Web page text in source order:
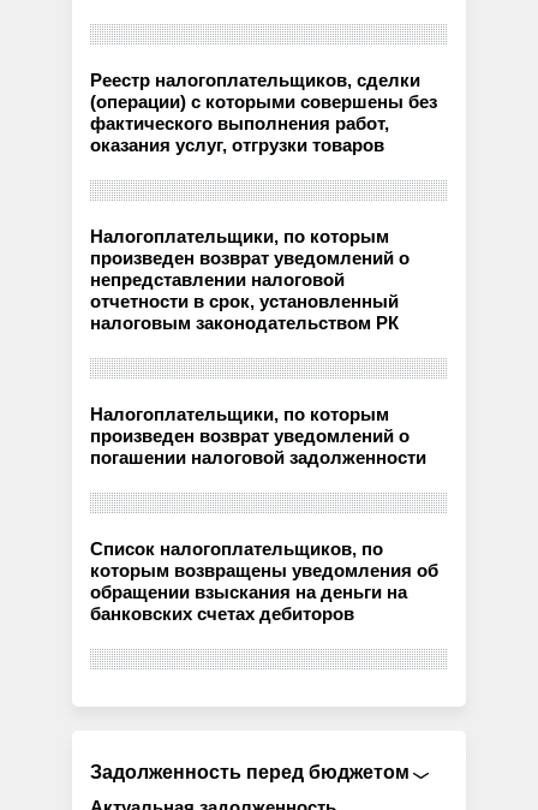
Реестр налогоплательщиков, сделки
(операции) с которыми совершены без
фактического выполнения работ,
оказания услуг, отгрузки товаров
Налогоплательщики, по которым
произведен возврат уведомлений о
непредставлении налоговой
отчетности в срок, установленный
налоговым законодательством РК
Налогоплательщики, по которым
произведен возврат уведомлений о
погашении налоговой задолженности
Список налогоплательщиков, по
которым возвращены уведомления об
обращении взыскания на деньги на
банковских счетах дебиторов
Задолженность перед бюджетом